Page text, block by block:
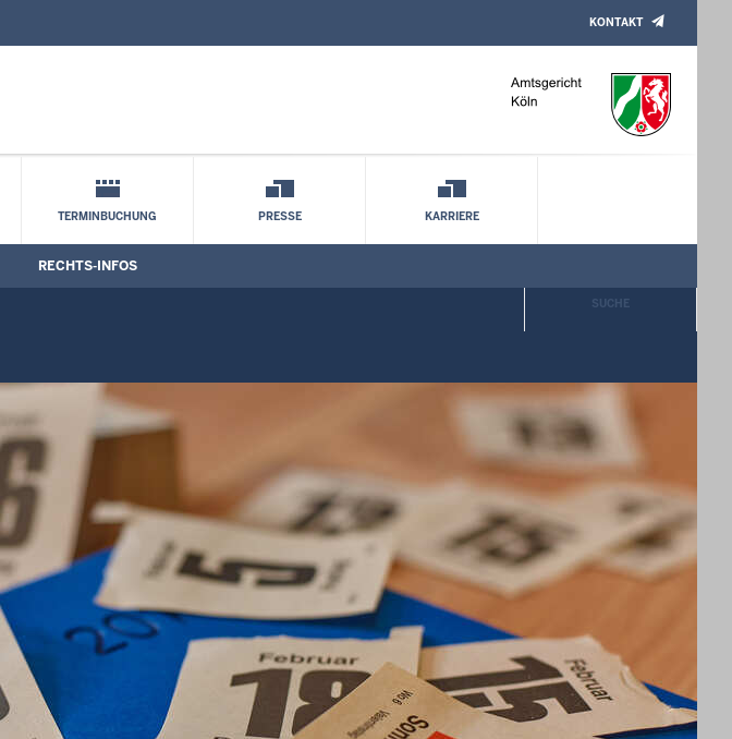
KONTAKT
TERMINBUCHUNG PRESSE KARRIERE
SUCHE
RECHTS-INFOS